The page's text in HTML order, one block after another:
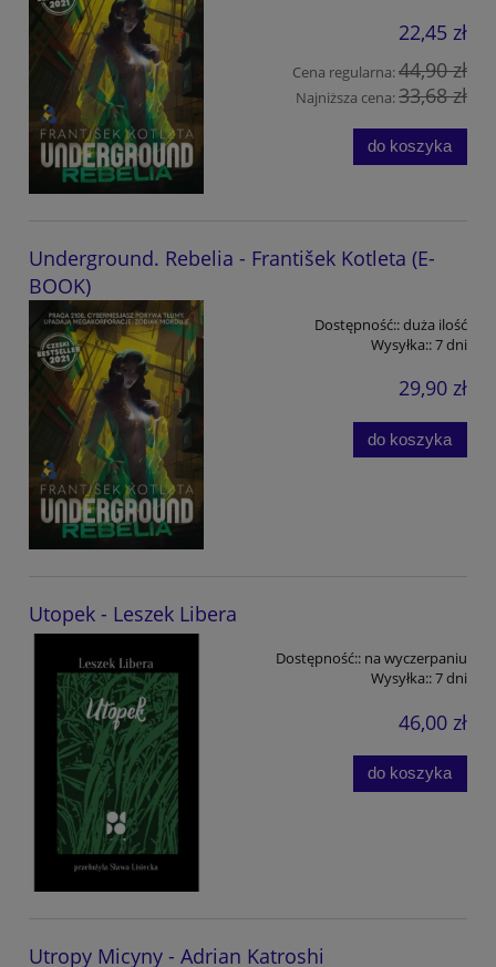
22,45 zł
Cena regularna:44,90 zł
Najniższa cena:33,68 zł
do koszyka
Underground. Rebelia - František Kotleta (E-
BOOK)
Dostępność::duża ilość
Wysyłka::7 dni
29,90 zł
do koszyka
Utopek - Leszek Libera
Dostępność:: na wyczerpaniu
Wysyłka::7 dni
46,00 zł
do koszyka
Utropy Micyny - Adrian Katroshi